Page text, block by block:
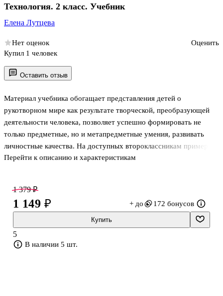
Оставить отзыв
Материал учебника обогащает представления детей о
рукотворном мире как результате творческой, преобразующей
деятельности человека, позволяет успешно формировать не
только предметные, но и метапредметные умения, развивать
личностные качества. На доступных второклассникам примерах
ручного труда раскрываются общие алгоритмы решения любой
Учебник входит в систему учебно-методических комплектов
Соответствует федеральному государственному
Перейти к описанию и характеристикам
Технология. 2 класс. Учебник
Елена Лутцева
Нет оценок
Оценить
Купил 1 человек
1 379 ₽
1 149 ₽ + до 172 бонусов
Купить
5
В наличии 5 шт.